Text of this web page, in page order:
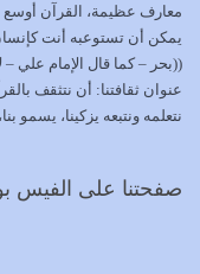
الاعتصام بحبل الله
وبين الله يترتب
يوليو 16, 2026
إما أن نحاول أن
يوليو 15, 2026
معارف عظيمة، القرآن أوسع
يمكن أن تستوعبه أنت
((بحر – كما قال الإمام علي
عنوان ثقافتنا: أن نتثقف
نتعلمه ونتبعه يزكينا، يسمو
بمستوى أن نثقف الآخرين
صفحتنا على الفيس